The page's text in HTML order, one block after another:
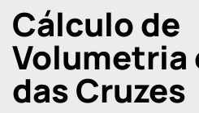
Cálculo de
Volumetria
das Cruzes